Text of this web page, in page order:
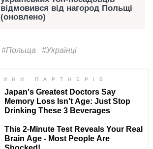
відмовився від нагород Польщі
(оновлено)
#Польща #Українці